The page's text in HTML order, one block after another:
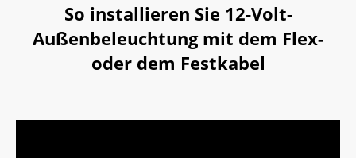
So installieren Sie 12-Volt-
Außenbeleuchtung mit dem Flex-
oder dem Festkabel